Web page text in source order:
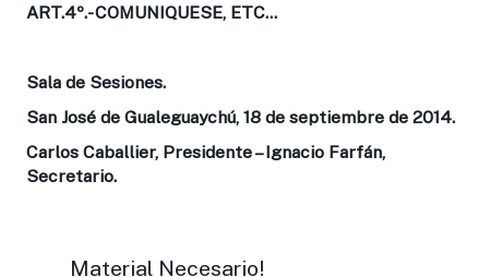
ART.4º.-COMUNIQUESE, ETC...
Sala de Sesiones.
San José de Gualeguaychú, 18 de septiembre de 2014.
Carlos Caballier, Presidente – Ignacio Farfán,
Secretario.
Material Necesario!